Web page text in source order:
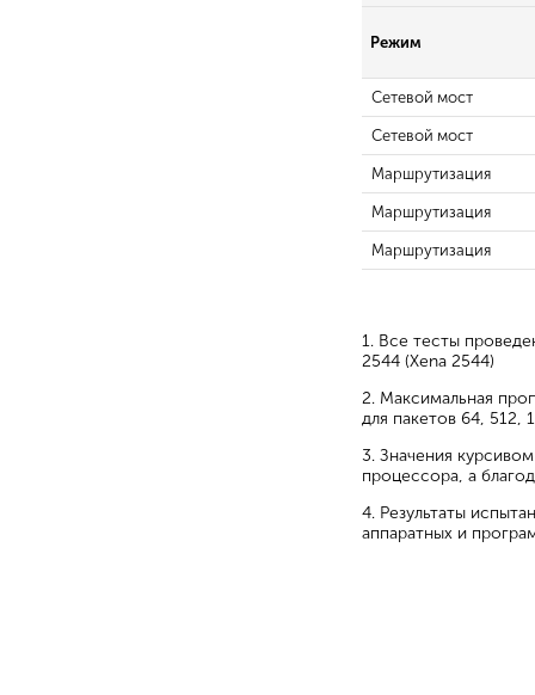
Режим
Сетевой мост
Сетевой мост
Маршрутизация
Маршрутизация
Маршрутизация
1. Все тесты
2544 (Xena 2544)
2. Максимальная
для пакетов 64, 512,
3. Значения
процессора, а
4. Результаты
аппаратных и